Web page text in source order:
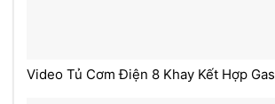
Video Tủ Cơm Điện 8 Khay Kết Hợp Gas